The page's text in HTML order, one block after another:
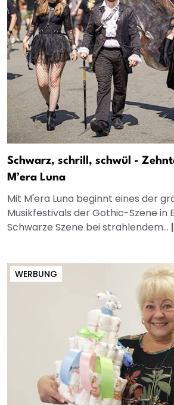
Schwarz, schrill, schwül -
M’era Luna
Mit M'era Luna beginnt eines der
Musikfestivals der Gothic-Szene in
Schwarze Szene bei strahlendem... |
WERBUNG